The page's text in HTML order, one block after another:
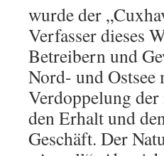
wurde der
Verfasser dieses
Betreibern und
Nord- und Ostsee
Verdoppelung
den Erhalt und
Geschäft. Der